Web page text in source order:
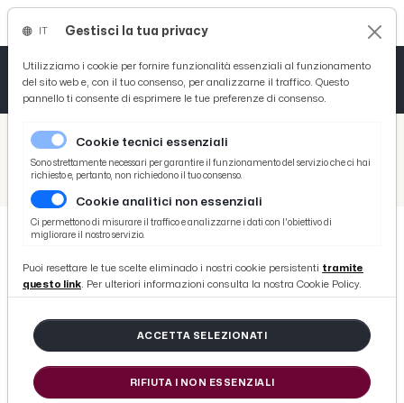
/ Picenotime
/ Comunicati Stampa
/ Grottammare, un albo e una ''casa'' per le associazioni
Grottammare, un albo e una ''casa''
per le associazioni
venerdì 28 aprile 2017
Gestisci la tua privacy
Utilizziamo i cookie per fornire funzionalità essenziali al funzionamento
del sito web e, con il tuo consenso, per analizzarne il traffico. Questo
pannello ti consente di esprimere le tue preferenze di consenso.
Cookie tecnici essenziali
Sono strettamente necessari per garantire il funzionamento del servizio che ci hai
richiesto e, pertanto, non richiedono il tuo consenso.
Cookie analitici non essenziali
Ci permettono di misurare il traffico e analizzarne i dati con l'obiettivo di
migliorare il nostro servizio.
Puoi resettare le tue scelte eliminado i nostri cookie persistenti tramite
questo link. Per ulteriori informazioni consulta la nostra Cookie Policy.
ACCETTA SELEZIONATI
RIFIUTA I NON ESSENZIALI
Tutto News
Tutto Sport
Basket
Ciclismo
Tutto Curiosità